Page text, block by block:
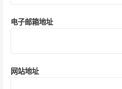
电子邮箱地址
网站地址